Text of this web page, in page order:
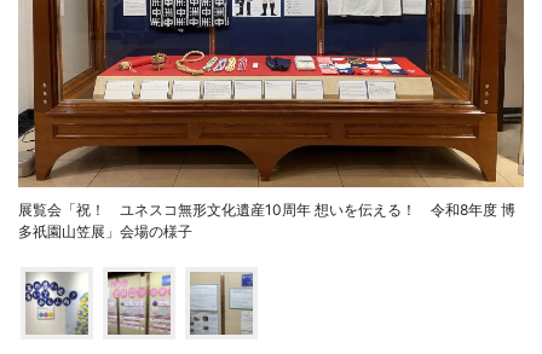
展覧会「祝！ ユネスコ無形文化遺産10周年 想いを伝える！ 令和8年度 博
多祇園山笠展」会場の様子